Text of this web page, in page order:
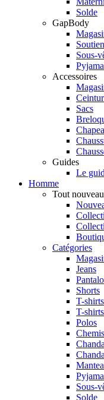
Solde
GapBody
Sous-
Accessoires
Sacs
Guides
Le
Homme
Tout
Catégories
Jeans
Shorts
T-shirts
T-
Polos
Sous-
Solde